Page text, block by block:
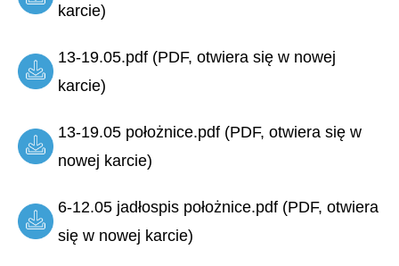
karcie)
13-19.05.pdf (PDF, otwiera się w nowej
karcie)
13-19.05 położnice.pdf (PDF, otwiera się w
nowej karcie)
6-12.05 jadłospis położnice.pdf (PDF, otwiera
się w nowej karcie)